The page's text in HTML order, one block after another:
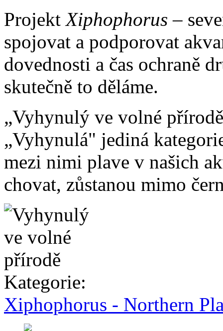
ProjektXiphophorus –
spojovat a podporovat
dovednosti a čas ochraně
skutečně to děláme.
„Vyhynulý ve volné
„Vyhynulá" jediná
mezi nimi plave v našich
chovat, zůstanou mimo
Kategorie:
Xiphophorus - Northern